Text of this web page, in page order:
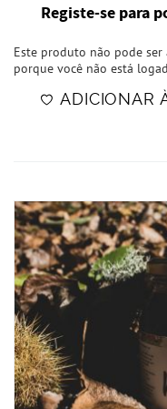
Registe-se para
Este produto não pode
porque você não está
ADICIONAR